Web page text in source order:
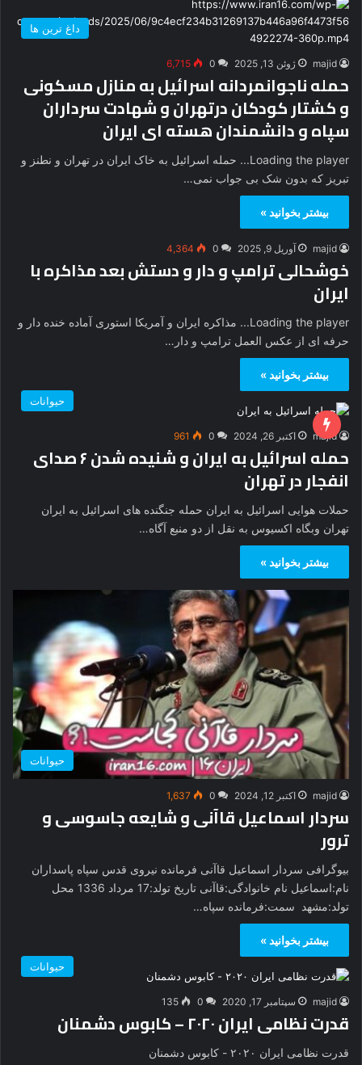
داغ ترین ها
majid ژوئن 13, 2025 0
6,715
حمله ناجوانمردانه اسرائیل به منازل مسکونی
و کشتار کودکان درتهران و شهادت سرداران
سپاه و دانشمندان هسته ای ایران
Loading the player... حمله اسرائیل به خاک ایران در تهران و نطنز و
تبریز که بدون شک بی جواب نمی…
بیشتر بخوانید »
majid آوریل 9, 2025 0
4,364
خوشحالی ترامپ و دار و دستش بعد مذاکره با
ایران
Loading the player... مذاکره ایران و آمریکا استوری آماده خنده دار و
حرفه ای از عکس العمل ترامپ و دار…
بیشتر بخوانید »
حیوانات
majid اکتبر 26, 2024 0
961
حمله اسرائیل به ایران و شنیده شدن ۶ صدای
انفجار در تهران
حملات هوایی اسرائیل به ایران حمله جنگنده های اسرائیل به ایران
تهران وبگاه اکسیوس به نقل از دو منبع آگاه…
بیشتر بخوانید »
حیوانات
majid اکتبر 12, 2024 0
1,637
سردار اسماعیل قاآنی و شایعه جاسوسی و
ترور
بیوگرافی سردار اسماعیل قاآنی فرمانده نیروی قدس سپاه پاسداران
نام:اسماعیل نام خانوادگی:قاآنی تاریخ تولد:17 مرداد 1336 محل
تولد:مشهد سمت:فرمانده سپاه…
بیشتر بخوانید »
حیوانات
majid سپتامبر 17, 2020 0
135
قدرت نظامی ایران ۲۰۲۰ – کابوس دشمنان
قدرت نظامی ایران ۲۰۲۰ - کابوس دشمنان